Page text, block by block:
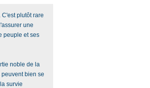
plutôt rare
une
peuple et ses
noble de la
bien se
survie